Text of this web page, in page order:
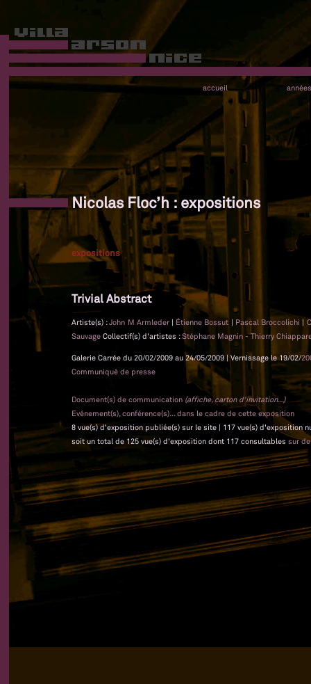
accueil années
Nicolas Floc’h : expositions
expositions
Trivial Abstract
Artiste(s) :John M Armleder | Étienne Bossut | Pascal Broccolichi |
Sauvage Collectif(s) d'artistes :Stéphane Magnin - Thierry
Galerie Carrée du 20/02/2009 au 24/05/2009 | Vernissage le 19/02/
Communiqué de presse
Document(s) de communication (affiche, carton d'invitation...)
Evénement(s), conférence(s)... dans le cadre de cette exposition
8 vue(s) d'exposition publiée(s) sur le site | 117 vue(s) d'exposition
soit un total de 125 vue(s) d'exposition dont 117 consultables sur